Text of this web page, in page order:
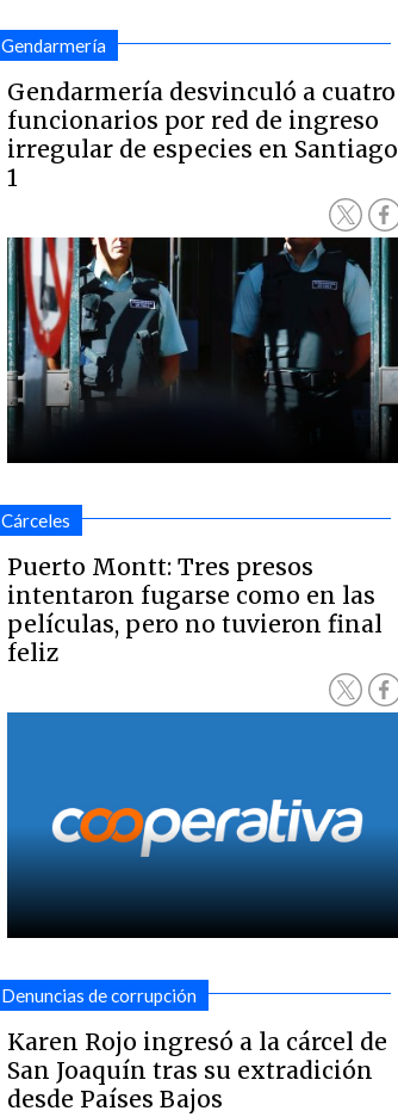
Gendarmería
Gendarmería desvinculó a cuatro
funcionarios por red de ingreso
irregular de especies en Santiago
1
Cárceles
Puerto Montt: Tres presos
intentaron fugarse como en las
películas, pero no tuvieron final
feliz
Denuncias de corrupción
Karen Rojo ingresó a la cárcel de
San Joaquín tras su extradición
desde Países Bajos